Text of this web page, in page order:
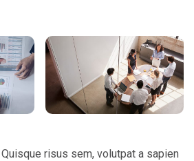
risus sem, volutpat a sapien